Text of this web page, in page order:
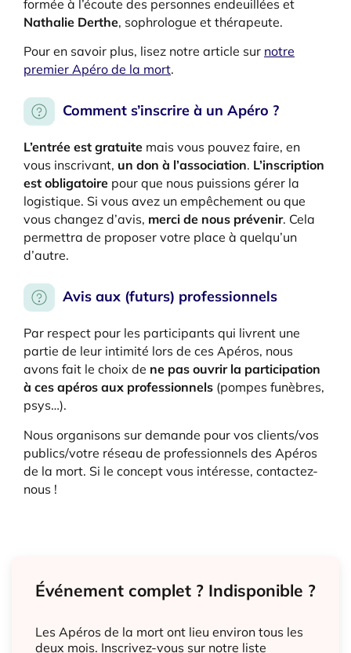
formée à l’écoute des personnes endeuillées et
Nathalie Derthe, sophrologue et thérapeute.
Pour en savoir plus, lisez notre article sur notre
premier Apéro de la mort.
Comment s’inscrire à un Apéro ?
L’entrée est gratuite mais vous pouvez faire, en
vous inscrivant, un don à l’association. L’inscription
est obligatoire pour que nous puissions gérer la
logistique. Si vous avez un empêchement ou que
vous changez d’avis, merci de nous prévenir. Cela
permettra de proposer votre place à quelqu’un
d’autre.
Avis aux (futurs) professionnels
Par respect pour les participants qui livrent une
partie de leur intimité lors de ces Apéros, nous
avons fait le choix de ne pas ouvrir la participation
à ces apéros aux professionnels (pompes funèbres,
psys…).
Nous organisons sur demande pour vos clients/vos
publics/votre réseau de professionnels des Apéros
de la mort. Si le concept vous intéresse, contactez-
nous !
Événement complet ? Indisponible ?
Les Apéros de la mort ont lieu environ tous les
deux mois. Inscrivez-vous sur notre liste